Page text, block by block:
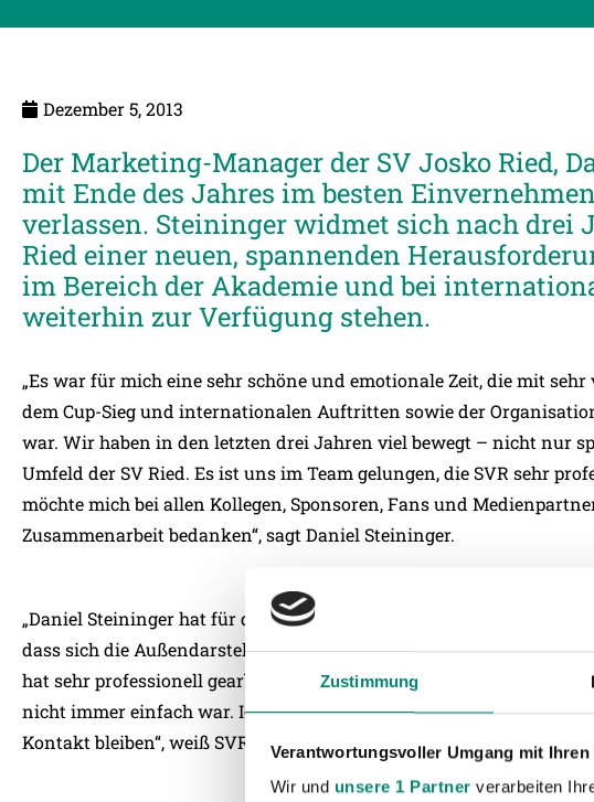
Zustimmung
Verantwortungsvoller Umgang mit Ihren
Wir und unsere 1 Partner verarbeiten
Dezember 5, 2013
Der Marketing-Manager der SV Josko Ried,
mit Ende des Jahres im besten
verlassen. Steininger widmet sich nach drei
Ried einer neuen, spannenden
im Bereich der Akademie und bei
weiterhin zur Verfügung stehen.
„Es war für mich eine sehr schöne und emotionale Zeit, die mit
dem Cup-Sieg und internationalen Auftritten sowie der
war. Wir haben in den letzten drei Jahren viel bewegt – nicht nur
Umfeld der SV Ried. Es ist uns im Team gelungen, die SVR sehr
möchte mich bei allen Kollegen, Sponsoren, Fans und
Zusammenarbeit bedanken“, sagt Daniel Steininger.
„Daniel Steininger hat für den Verein sehr gute Arbeit geleistet. Er
dass sich die Außendarstellung des Vereins und die Marke SV Ried
hat sehr professionell gearbeitet, was aufgrund unserer
nicht immer einfach war. Ich wünsche ihm alles Gute und hoffe,
Kontakt bleiben“, weiß SVR-Präsident Johann Willminger.